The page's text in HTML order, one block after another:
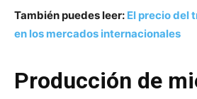
También puedes leer: El precio del
en los mercados internacionales
Producción de